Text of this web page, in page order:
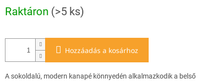
Raktáron (>5 ks)
Hozzáadás a kosárhoz
A sokoldalú, modern kanapé könnyedén alkalmazkodik a belső